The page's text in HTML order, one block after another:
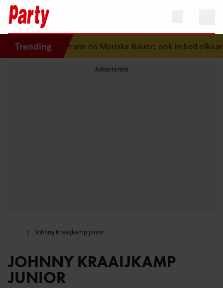
Trendingvan Frans en Mariska Bauer: ook in bed elkaars
Johnny Kraaijkamp junior
JOHNNY KRAAIJKAMP
JUNIOR